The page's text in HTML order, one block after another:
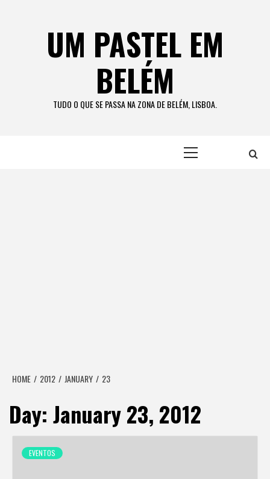
UM PASTEL EM
BELÉM
TUDO O QUE SE PASSA NA ZONA DE BELÉM, LISBOA.
HOME 2012 JANUARY 23
Day: January 23, 2012
EVENTOS